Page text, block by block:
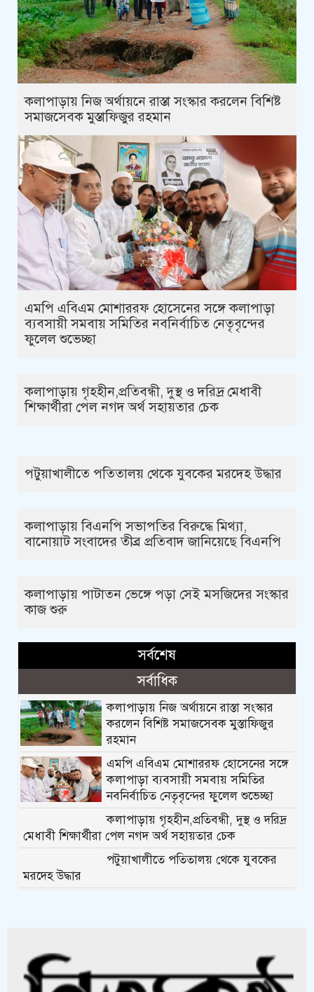
কলাপাড়ায় নিজ অর্থায়নে রাস্তা সংস্কার করলেন বিশিষ্ট
সমাজসেবক মুস্তাফিজুর রহমান
এমপি এবিএম মোশাররফ হোসেনের সঙ্গে কলাপাড়া
ব্যবসায়ী সমবায় সমিতির নবনির্বাচিত নেতৃবৃন্দের
ফুলেল শুভেচ্ছা
কলাপাড়ায় গৃহহীন,প্রতিবন্ধী, দুস্থ ও দরিদ্র মেধাবী
শিক্ষার্থীরা পেল নগদ অর্থ সহায়তার চেক
পটুয়াখালীতে পতিতালয় থেকে যুবকের মরদেহ উদ্ধার
কলাপাড়ায় বিএনপি সভাপতির বিরুদ্ধে মিথ্যা,
বানোয়াট সংবাদের তীব্র প্রতিবাদ জানিয়েছে বিএনপি
কলাপাড়ায় পাটাতন ভেঙ্গে পড়া সেই মসজিদের সংস্কার
কাজ শুরু
সর্বশেষ
সর্বাধিক
কলাপাড়ায় নিজ অর্থায়নে রাস্তা সংস্কার
করলেন বিশিষ্ট সমাজসেবক মুস্তাফিজুর
রহমান
এমপি এবিএম মোশাররফ হোসেনের সঙ্গে
কলাপাড়া ব্যবসায়ী সমবায় সমিতির
নবনির্বাচিত নেতৃবৃন্দের ফুলেল শুভেচ্ছা
কলাপাড়ায় গৃহহীন,প্রতিবন্ধী, দুস্থ ও দরিদ্র
মেধাবী শিক্ষার্থীরা পেল নগদ অর্থ সহায়তার চেক
পটুয়াখালীতে পতিতালয় থেকে যুবকের
মরদেহ উদ্ধার
মসজিদের সংস্কার কাজ শুরু
কলাপাড়ায় মুদি ব্যাবসায়ীর ওপর সন্ত্রাসী